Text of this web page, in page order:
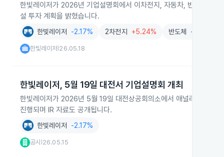
한빛레이저가 2026년 기업설명회에서 이차전지, 자동차, 반도체 산
설 투자 계획을 밝혔습니다.
한빛레이저 -2.17% 2차전지 +5.24% 반도체 -1.68%
한빛레이저 26.05.18
한빛레이저, 5월 19일 대전서 기업설명회 개최
한빛레이저가 2026년 5월 19일 대전상공회의소에서 애널리스트와
진행되며 IR 자료도 공개됩니다.
한빛레이저 -2.17%
공시 26.05.15